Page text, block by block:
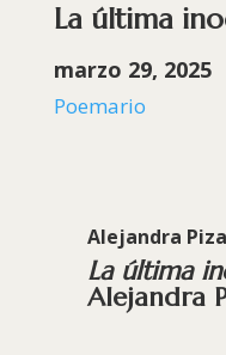
La última
marzo 29, 2025
Poemario
Alejandra
La última
Alejandra